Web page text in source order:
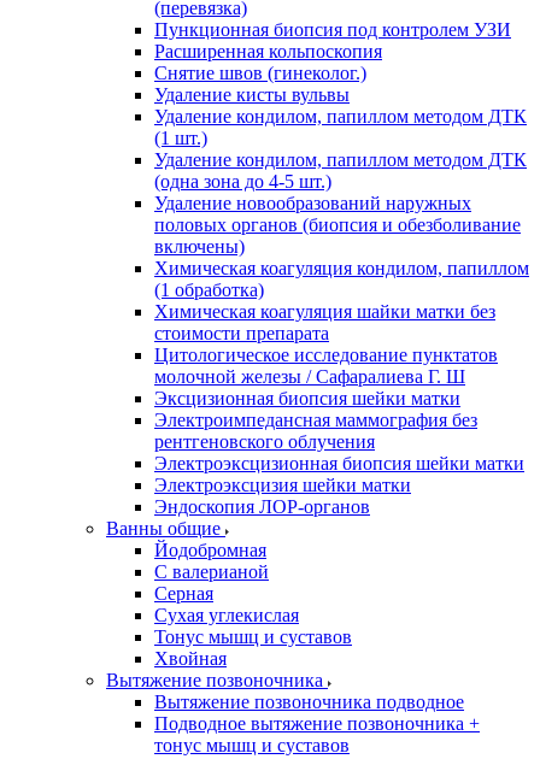
(перевязка)
Пункционная биопсия под контролем УЗИ
Расширенная кольпоскопия
Снятие швов (гинеколог.)
Удаление кисты вульвы
Удаление кондилом, папиллом методом ДТК
(1 шт.)
Удаление кондилом, папиллом методом ДТК
(одна зона до 4-5 шт.)
Удаление новообразований наружных
половых органов (биопсия и обезболивание
включены)
Химическая коагуляция кондилом, папиллом
(1 обработка)
Химическая коагуляция шайки матки без
стоимости препарата
Цитологическое исследование пунктатов
молочной железы / Сафаралиева Г. Ш
Эксцизионная биопсия шейки матки
Электроимпедансная маммография без
рентгеновского облучения
Электроэксцизионная биопсия шейки матки
Электроэксцизия шейки матки
Эндоскопия ЛОР-органов
Ванны общие
Йодобромная
С валерианой
Серная
Сухая углекислая
Тонус мышц и суставов
Хвойная
Вытяжение позвоночника
Вытяжение позвоночника подводное
Подводное вытяжение позвоночника +
тонус мышц и суставов